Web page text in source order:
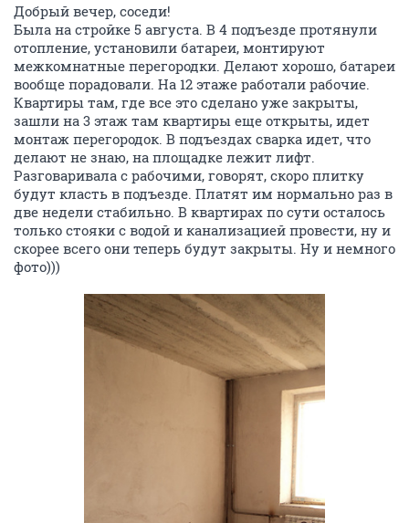
Добрый вечер, соседи!
Была на стройке 5 августа. В 4 подъезде протянули
отопление, установили батареи, монтируют
межкомнатные перегородки. Делают хорошо, батареи
вообще порадовали. На 12 этаже работали рабочие.
Квартиры там, где все это сделано уже закрыты,
зашли на 3 этаж там квартиры еще открыты, идет
монтаж перегородок. В подъездах сварка идет, что
делают не знаю, на площадке лежит лифт.
Разговаривала с рабочими, говорят, скоро плитку
будут класть в подъезде. Платят им нормально раз в
две недели стабильно. В квартирах по сути осталось
только стояки с водой и канализацией провести, ну и
скорее всего они теперь будут закрыты. Ну и немного
фото)))